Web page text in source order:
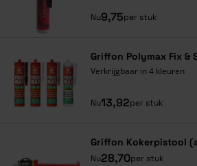
Nu9,75per stuk
Griffon Polymax Fix &
Verkrijgbaar in 4 kleuren
Nu13,92per stuk
Griffon Kokerpistool
Nu28,70per stuk